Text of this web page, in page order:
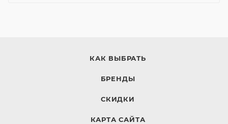
КАК ВЫБРАТЬ
БРЕНДЫ
СКИДКИ
КАРТА САЙТА